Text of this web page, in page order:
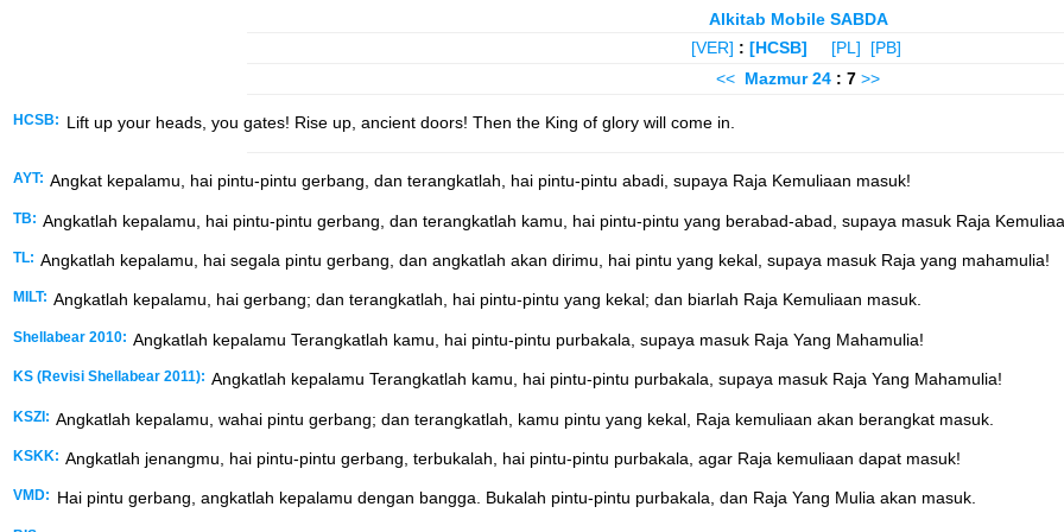
Alkitab Mobile SABDA
[VER] : [HCSB] [PL]
[PB]
<< Mazmur 24 : 7 >>
HCSB: Lift up your heads, you gates! Rise up, ancient doors! Then the King of glory will come in.
AYT: Angkat kepalamu, hai pintu-pintu gerbang, dan terangkatlah, hai pintu-pintu abadi, supaya Raja Kemuliaan masuk!
TB: Angkatlah kepalamu, hai pintu-pintu gerbang, dan terangkatlah kamu, hai pintu-pintu yang berabad-abad, supaya masuk Raja
TL: Angkatlah kepalamu, hai segala pintu gerbang, dan angkatlah akan dirimu, hai pintu yang kekal, supaya masuk Raja yang mahamulia!
MILT: Angkatlah kepalamu, hai gerbang; dan terangkatlah, hai pintu-pintu yang kekal; dan biarlah Raja Kemuliaan masuk.
Shellabear 2010: Angkatlah kepalamu Terangkatlah kamu, hai pintu-pintu purbakala, supaya masuk Raja Yang Mahamulia!
KS (Revisi Shellabear 2011): Angkatlah kepalamu Terangkatlah kamu, hai pintu-pintu purbakala, supaya masuk Raja Yang Mahamulia!
KSZI: Angkatlah kepalamu, wahai pintu gerbang; dan terangkatlah, kamu pintu yang kekal, Raja kemuliaan akan berangkat masuk.
KSKK: Angkatlah jenangmu, hai pintu-pintu gerbang, terbukalah, hai pintu-pintu purbakala, agar Raja kemuliaan dapat masuk!
VMD: Hai pintu gerbang, angkatlah kepalamu dengan bangga. Bukalah pintu-pintu purbakala, dan Raja Yang Mulia akan masuk.